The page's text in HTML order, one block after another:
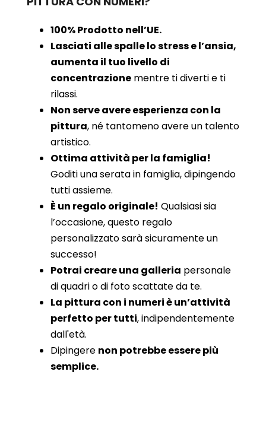
100% Prodotto nell’UE.
Lasciati alle spalle lo stress e l’ansia,
aumenta il tuo livello di
concentrazione mentre ti diverti e ti
rilassi.
Non serve avere esperienza con la
pittura, né tantomeno avere un talento
artistico.
Ottima attività per la famiglia!
Goditi una serata in famiglia, dipingendo
tutti assieme.
È un regalo originale! Qualsiasi sia
l’occasione, questo regalo
personalizzato sarà sicuramente un
successo!
Potrai creare una galleria personale
di quadri o di foto scattate da te.
La pittura con i numeri è un’attività
perfetto per tutti, indipendentemente
dall'età.
Dipingere non potrebbe essere più
semplice.